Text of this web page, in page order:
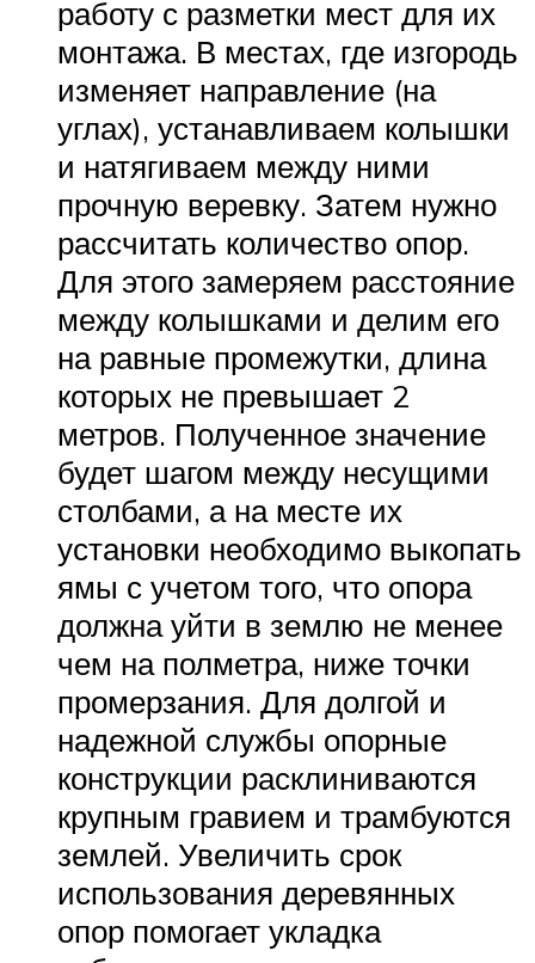
работу с разметки мест для их
монтажа. В местах, где изгородь
изменяет направление (на
углах), устанавливаем колышки
и натягиваем между ними
прочную веревку. Затем нужно
рассчитать количество опор.
Для этого замеряем расстояние
между колышками и делим его
на равные промежутки, длина
которых не превышает 2
метров. Полученное значение
будет шагом между несущими
столбами, а на месте их
установки необходимо выкопать
ямы с учетом того, что опора
должна уйти в землю не менее
чем на полметра, ниже точки
промерзания. Для долгой и
надежной службы опорные
конструкции расклиниваются
крупным гравием и трамбуются
землей. Увеличить срок
использования деревянных
опор помогает укладка